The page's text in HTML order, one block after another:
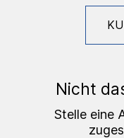
Nicht
Stelle eine